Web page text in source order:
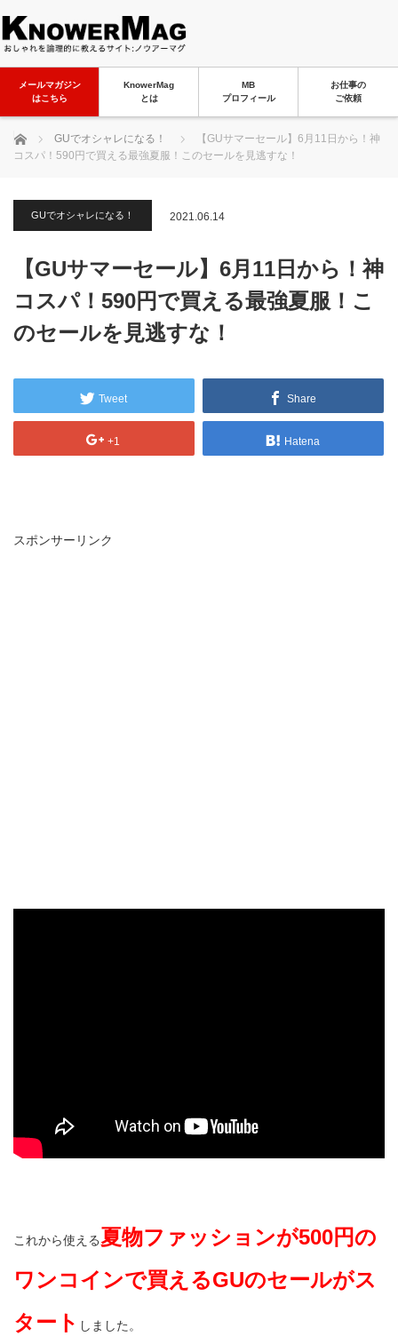
メールマガジン
はこちら
KnowerMag
とは
MB
プロフィール
お仕事の
ご依頼
ホーム GUでオシャレになる！
【GUサマーセール】6月11日から！神
コスパ！590円で買える最強夏服！このセールを見逃すな！
GUでオシャレになる！ 2021.06.14
【GUサマーセール】6月11日から！神
コスパ！590円で買える最強夏服！こ
のセールを見逃すな！
Tweet Share
+1 Hatena
スポンサーリンク
これから使える夏物ファッションが500円の
ワンコインで買えるGUのセールがス
タート しました。